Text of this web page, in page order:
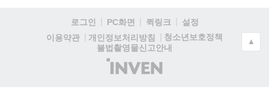
로그인 PC화면 퀵링크
설정
이용약관
개인정보처리방침
청소년보호정책
불법촬영물신고안내
(주)
인
▲